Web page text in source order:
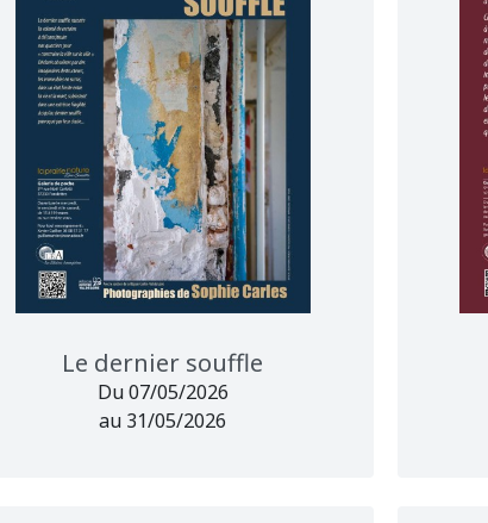
Le dernier souffle
Du 07/05/2026
au 31/05/2026